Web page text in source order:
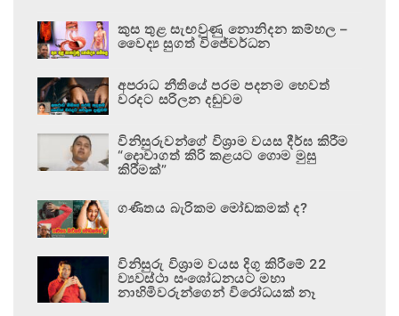
කුස තුළ සැඟවුණු නොනිදන කම්හල –
වෛද්‍ය සුගත් විජේවර්ධන
අපරාධ නීතියේ පරම පදනම හෙවත්
වරදට සරිලන දඬුවම
විනිසුරුවන්ගේ විශ්‍රාම වයස දීර්ඝ කිරීම
“දොවාගත් කිරි කළයට ගොම මුසු
කිරීමක්”
ගණිතය බැරිකම මෝඩකමක් ද?
විනිසුරු විශ්‍රාම වයස දිගු කිරීමේ 22
ව්‍යවස්ථා සංශෝධනයට මහා
නාහිමිවරුන්ගෙන් විරෝධයක් නෑ